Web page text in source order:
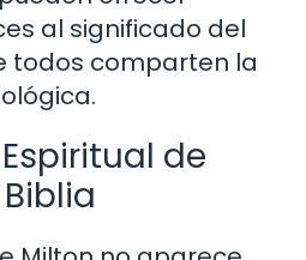
al significado del
todos comparten la
de